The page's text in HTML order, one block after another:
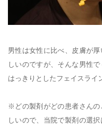
男性は女性に比べ、皮膚が
しいのですが、そんな男性
はっきりとしたフェイスライ
※どの製剤がどの患者さん
しいので、当院で製剤の選